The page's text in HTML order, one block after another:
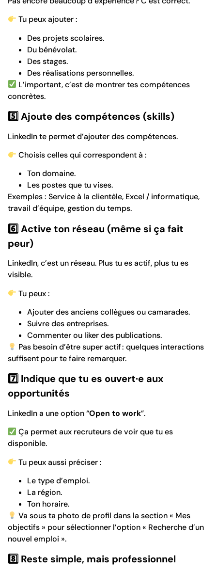
Tu peux ajouter :
Des projets scolaires.
Du bénévolat.
Des stages.
Des réalisations personnelles.
L’important, c’est de montrer tes compétences
concrètes.
5️ ⃣ Ajoute des compétences (skills)
LinkedIn te permet d’ajouter des compétences.
Choisis celles qui correspondent à :
Ton domaine.
Les postes que tu vises.
Exemples : Service à la clientèle, Excel / informatique,
travail d’équipe, gestion du temps.
6️⃣ Active ton réseau (même si ça fait
peur)
LinkedIn, c’est un réseau. Plus tu es actif, plus tu es
visible.
Tu peux :
Ajouter des anciens collègues ou camarades.
Suivre des entreprises.
Commenter ou liker des publications.
Pas besoin d’être super actif : quelques interactions
suffisent pour te faire remarquer.
7️ ⃣ Indique que tu es ouvert·e aux
opportunités
LinkedIn a une option “Open to work”.
Ça permet aux recruteurs de voir que tu es
disponible.
Tu peux aussi préciser :
Le type d’emploi.
La région.
Ton horaire.
Va sous ta photo de profil dans la section « Mes
objectifs » pour sélectionner l’option « Recherche d’un
nouvel emploi ».
8️ ⃣ Reste simple, mais professionnel